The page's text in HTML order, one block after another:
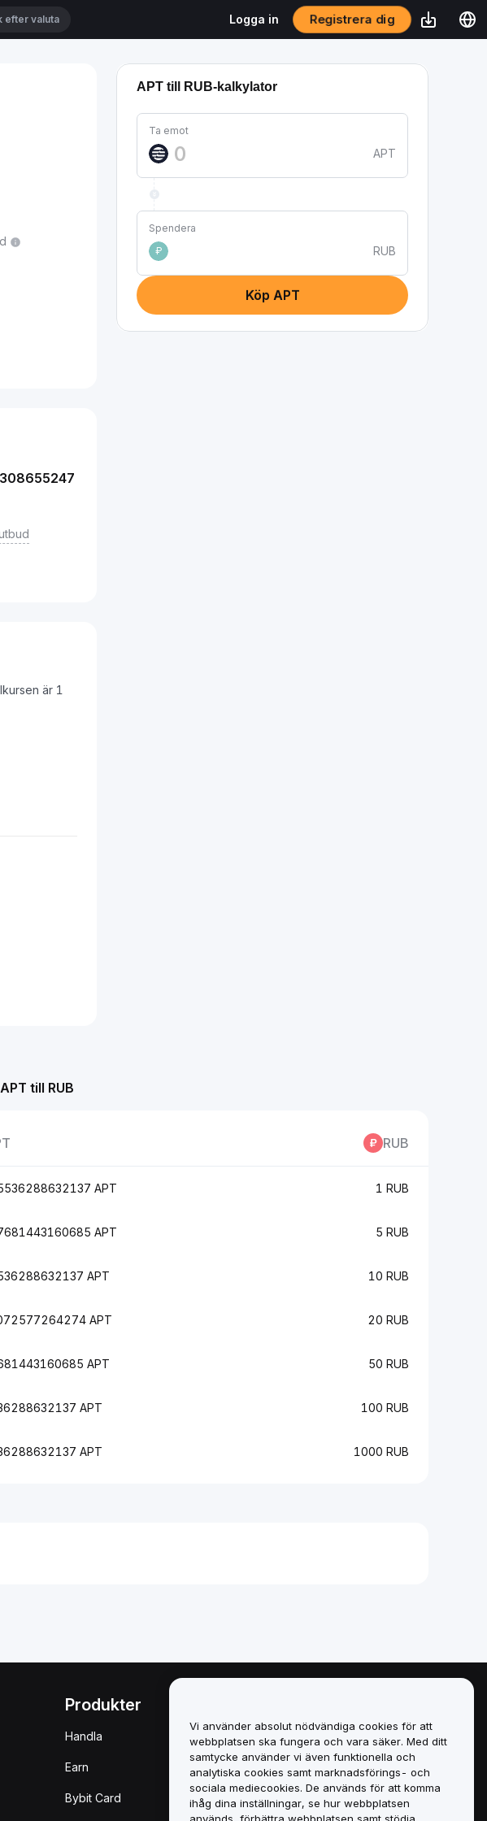
Logga in Registrera dig
är 1
APT till RUB-kalkylator
Ta emot
APT
Spendera
₽
RUB
Köp APT
till RUB
RUB
APT 1 RUB
APT 5 RUB
APT 10 RUB
APT 20 RUB
APT 50 RUB
APT 100 RUB
APT 1000 RUB
Produkter
Handla
Earn
Bybit Card
Policy för intressekonflikter
Sammanfattning av policyn
för depåförvaring och
administration
Vi använder absolut nödvändiga cookies för att
webbplatsen ska fungera och vara säker. Med ditt
samtycke använder vi även funktionella och
analytiska cookies samt marknadsförings- och
sociala mediecookies. De används för att komma
ihåg dina inställningar, se hur webbplatsen